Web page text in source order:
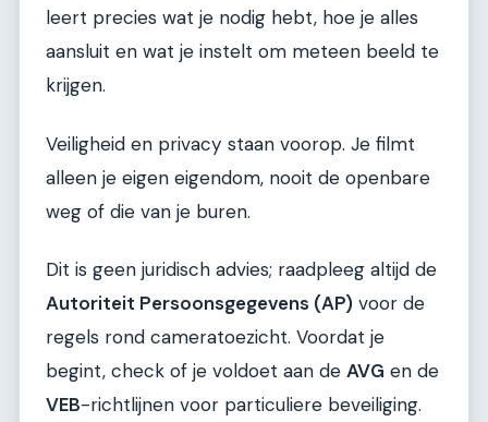
leert precies wat je nodig hebt, hoe je alles
aansluit en wat je instelt om meteen beeld te
krijgen.
Veiligheid en privacy staan voorop. Je filmt
alleen je eigen eigendom, nooit de openbare
weg of die van je buren.
Dit is geen juridisch advies; raadpleeg altijd de
Autoriteit Persoonsgegevens (AP) voor de
regels rond cameratoezicht. Voordat je
begint, check of je voldoet aan de AVG en de
VEB-richtlijnen voor particuliere beveiliging.